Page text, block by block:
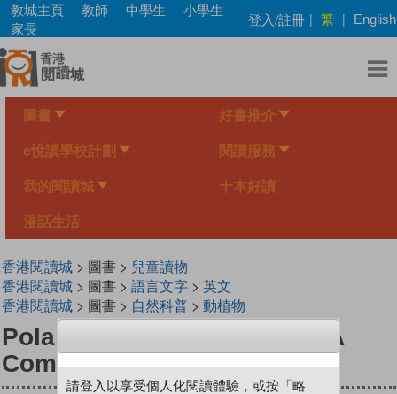
Skip
main
content
教城主頁 教師 中學生
小學生
家長
登入/註冊 | 繁 | English
圖書 好書推介
e悅讀學校計劃 閱讀服務
我的閱讀城 十本好讀
漫話生活
香港閱讀城> 圖書 > 兒童讀物
香港閱讀城> 圖書 > 語言文字> 英文
香港閱讀城> 圖書 > 自然科普> 動植物
Polar Bears and Penguins: A
Compare and Contrast Book
請登入以享受個人化閱讀體驗，或按「略